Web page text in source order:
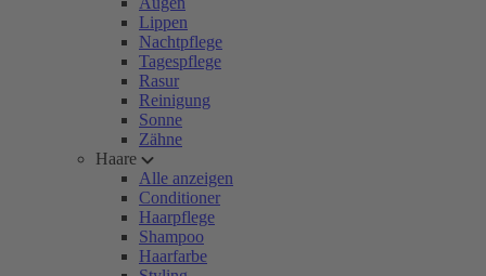
Lippen
Nachtpflege
Tagespflege
Rasur
Reinigung
Sonne
Zähne
Haare
Alle anzeigen
Conditioner
Haarpflege
Shampoo
Haarfarbe